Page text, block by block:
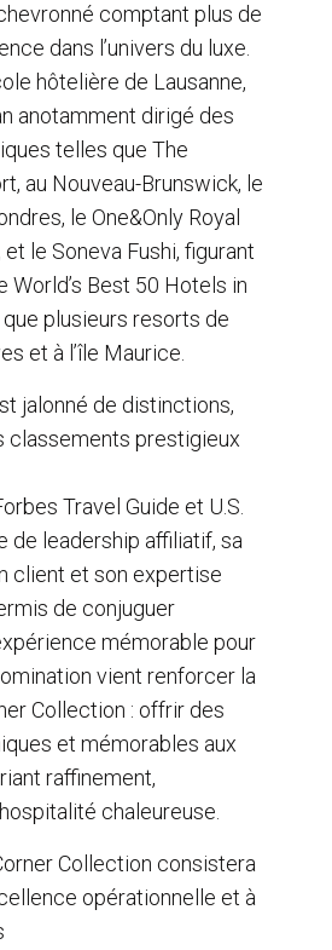
comptant plus de
dans l’univers du luxe.
hôtelière de Lausanne,
anotamment dirigé des
telles que The
au Nouveau-Brunswick, le
le One&Only Royal
le Soneva Fushi, figurant
World’s Best 50 Hotels in
plusieurs resorts de
et à l’île Maurice.
jalonné de distinctions,
classements prestigieux
Travel Guide et U.S.
de leadership affiliatif, sa
client et son expertise
de conjuguer
mémorable pour
vient renforcer la
Collection : offrir des
et mémorables aux
raffinement,
chaleureuse.
Collection consistera
opérationnelle et à